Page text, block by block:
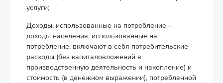
услуги;
Доходы, использованные на потребление –
доходы населения, использованные на
потребление, включают в себя потребительские
расходы (без капиталовложений в
производственную деятельность и накопление) и
стоимость (в денежном выражении), потребленной